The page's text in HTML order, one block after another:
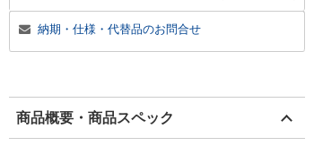
納期・仕様・代替品のお問合せ
商品概要・商品スペック